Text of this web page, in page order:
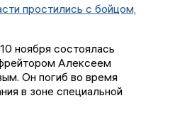
простились с бойцом,
ноября состоялась
Алексеем
Он погиб во время
в зоне специальной